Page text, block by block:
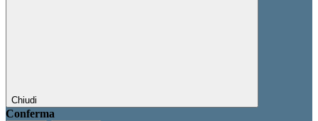
Chiudi
Conferma